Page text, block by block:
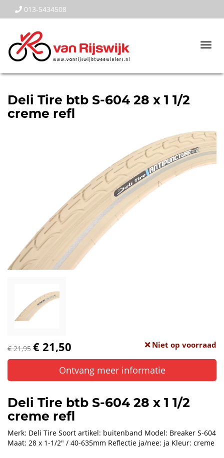
013-5434508
Deli Tire btb S-604 28 x 1 1/2
creme refl
€ 21,95 € 21,50 Niet op voorraad
Ontvang meer informatie
Deli Tire btb S-604 28 x 1 1/2
creme refl
Merk: Deli Tire Soort artikel: buitenband Model: Breaker S-604
Maat: 28 x 1-1/2" / 40-635mm Reflectie ja/nee: ja Kleur: creme